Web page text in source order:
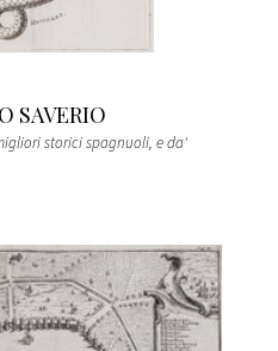
SAVERIO
storici spagnuoli, e da'